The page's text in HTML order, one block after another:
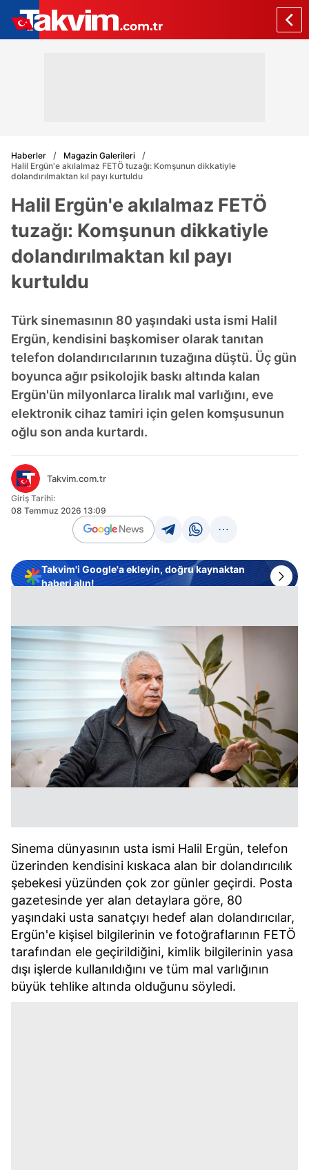
Haberler
Magazin Galerileri
Halil Ergün'e akılalmaz FETÖ tuzağı: Komşunun dikkatiyle
dolandırılmaktan kıl payı kurtuldu
Halil Ergün'e akılalmaz FETÖ
tuzağı: Komşunun dikkatiyle
dolandırılmaktan kıl payı
kurtuldu
Türk sinemasının 80 yaşındaki usta ismi Halil
Ergün, kendisini başkomiser olarak tanıtan
telefon dolandırıcılarının tuzağına düştü. Üç gün
boyunca ağır psikolojik baskı altında kalan
Ergün'ün milyonlarca liralık mal varlığını, eve
elektronik cihaz tamiri için gelen komşusunun
oğlu son anda kurtardı.
Takvim.com.tr
Giriş Tarihi:
08 Temmuz 2026 13:09
Takvim'i Google'a ekleyin, doğru kaynaktan
haberi alın!
Sinema dünyasının usta ismi Halil Ergün, telefon
üzerinden kendisini kıskaca alan bir dolandırıcılık
şebekesi yüzünden çok zor günler geçirdi. Posta
gazetesinde yer alan detaylara göre, 80
yaşındaki usta sanatçıyı hedef alan dolandırıcılar,
Ergün'e kişisel bilgilerinin ve fotoğraflarının FETÖ
tarafından ele geçirildiğini, kimlik bilgilerinin yasa
dışı işlerde kullanıldığını ve tüm mal varlığının
büyük tehlike altında olduğunu söyledi.